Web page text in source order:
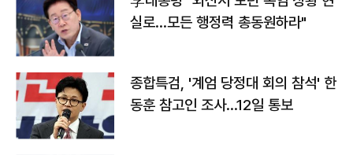
실로…모든 행정력 총동원하라"
종합특검, '계엄 당정대 회의 참석' 한
동훈 참고인 조사...12일 통보